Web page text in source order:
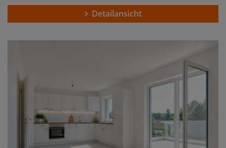
Detailansicht